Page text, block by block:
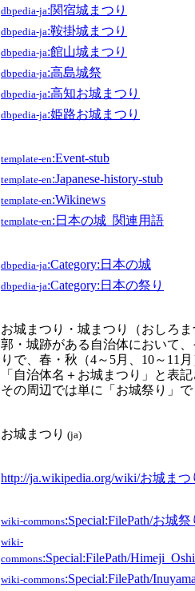
dbpedia-ja:関宿城まつり
dbpedia-ja:鞍掛城まつり
dbpedia-ja:館山城まつり
dbpedia-ja:高島城祭
dbpedia-ja:高知お城まつり
dbpedia-ja:姫路お城まつり
template-en:Event-stub
template-en:Japanese-history-stub
template-en:Wikinews
template-en:日本の城_関連用語
dbpedia-ja:Category:日本の城
dbpedia-ja:Category:日本の祭り
お城まつり・城まつり（おしろ
郭・城跡がある自治体において
りで、春・秋（4～5月、10～11
「自治体名＋お城まつり」と表
その周辺では単に「お城祭り」
お城まつり (ja)
http://ja.wikipedia.org/wiki/お城まつ
wiki-commons:Special:FilePath/お城祭
wiki-
commons:Special:FilePath/
wiki-commons:Special:FilePath/